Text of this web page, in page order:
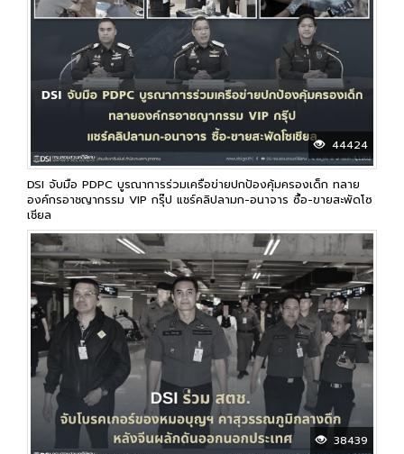
44424
DSI จับมือ PDPC บูรณาการร่วมเครือข่ายปกป้องคุ้มครองเด็ก ทลาย
องค์กรอาชญากรรม VIP กรุ๊ป แชร์คลิปลามก-อนาจาร ซื้อ-ขายสะพัดโซ
เชียล
38439